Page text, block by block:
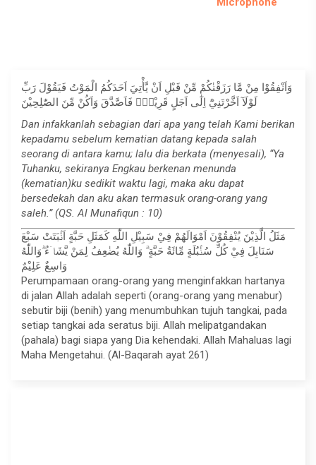
وَاَنْفِقُوْا مِنْ مَّا رَزَقْنٰكُمْ مِّنْ قَبْلِ اَنْ يَّأْتِيَ اَحَدَكُمُ الْمَوْتُ فَيَقُوْلَ رَبِّ
لَوْلَآ اَخَّرْتَنِيْٓ اِلٰٓى اَجَلٍ قَرِيْبٍۚ فَاَصَّدَّقَ وَاَكُنْ مِّنَ الصّٰلِحِيْنَ
Dan infakkanlah sebagian dari apa yang telah Kami berikan
kepadamu sebelum kematian datang kepada salah
seorang di antara kamu; lalu dia berkata (menyesali), “Ya
Tuhanku, sekiranya Engkau berkenan menunda
(kematian)ku sedikit waktu lagi, maka aku dapat
bersedekah dan aku akan termasuk orang-orang yang
saleh.” (QS. Al Munafiqun : 10)
مَثَلُ الَّذِيْنَ يُنْفِقُوْنَ اَمْوَالَهُمْ فِيْ سَبِيْلِ اللّٰهِ كَمَثَلِ حَبَّةٍ اَنْۢبَتَتْ سَبْعَ
سَنَابِلَ فِيْ كُلِّ سُنْۢبُلَةٍ مِّائَةُ حَبَّةٍ ۗ وَاللّٰهُ يُضٰعِفُ لِمَنْ يَّشَاۤءُ ۗوَاللّٰهُ
وَاسِعٌ عَلِيْمٌ
Perumpamaan orang-orang yang menginfakkan hartanya
di jalan Allah adalah seperti (orang-orang yang menabur)
sebutir biji (benih) yang menumbuhkan tujuh tangkai, pada
setiap tangkai ada seratus biji. Allah melipatgandakan
(pahala) bagi siapa yang Dia kehendaki. Allah Mahaluas lagi
Maha Mengetahui. (Al-Baqarah ayat 261)